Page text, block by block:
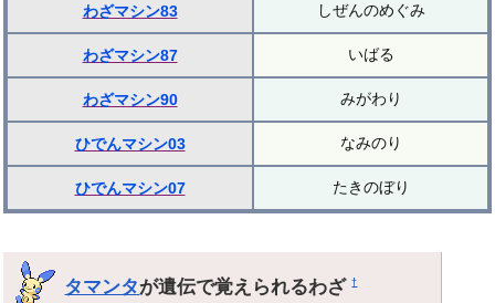
わざマシン83 しぜんのめぐみ
わざマシン87 いばる
わざマシン90 みがわり
ひでんマシン03 なみのり
ひでんマシン07 たきのぼり
タマンタが遺伝で覚えられるわざ†